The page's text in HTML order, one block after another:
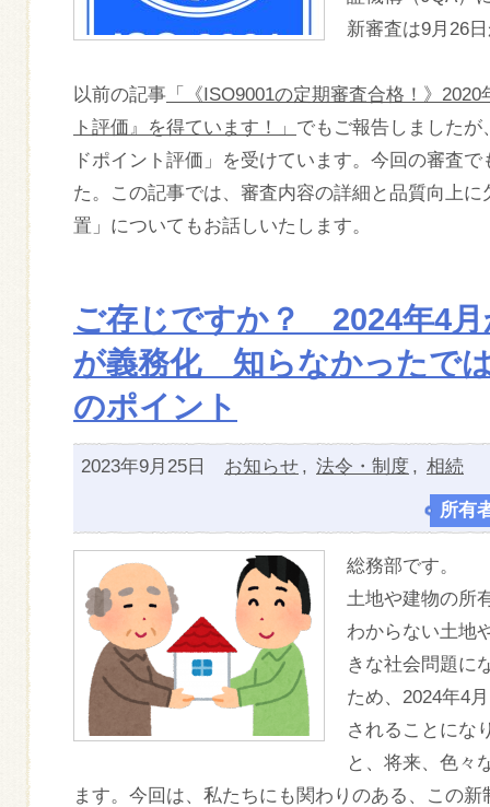
新審査は9月26
以前の記事 「《ISO9001の定期審査合格！》
ト評価』を得ています！」 でもご報告しましたが
ドポイント評価」を受けています。今回の審査
た。この記事では、審査内容の詳細と品質向上
置」についてもお話しいたします。
ご存じですか？ 2024年4月
が義務化 知らなかったで
のポイント
2023年9月25日 お知らせ , 法令・制度 , 相続
所有
総務部です。
土地や建物の所
わからない土地
きな社会問題に
ため、2024年4
されることにな
と、将来、色々
ます。今回は、私たちにも関わりのある、この